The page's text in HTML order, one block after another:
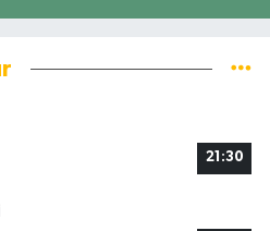
21:30